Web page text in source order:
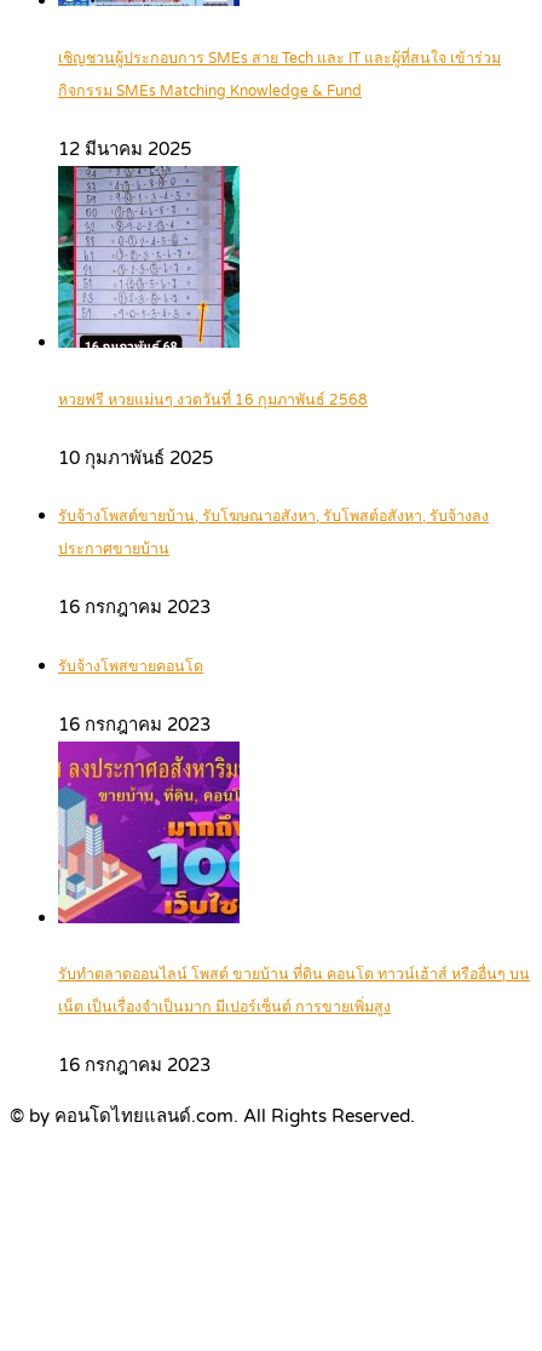
เชิญชวนผู้ประกอบการ SMEs สาย Tech และ IT และผู้ที่สนใจ เข้าร่วม
กิจกรรม SMEs Matching Knowledge & Fund
12 มีนาคม 2025
หวยฟรี หวยแม่นๆ งวดวันที่ 16 กุมภาพันธ์ 2568
10 กุมภาพันธ์ 2025
รับจ้างโพสต์ขายบ้าน, รับโฆษณาอสังหา, รับโพสต์อสังหา, รับจ้างลง
ประกาศขายบ้าน
16 กรกฎาคม 2023
รับจ้างโพสขายคอนโด
16 กรกฎาคม 2023
รับทำตลาดออนไลน์ โพสต์ ขายบ้าน ที่ดิน คอนโด ทาวน์เฮ้าส์ หรืออื่นๆ บน
เน็ต เป็นเรื่องจำเป็นมาก มีเปอร์เซ็นต์ การขายเพิ่มสูง
16 กรกฎาคม 2023
© by คอนโดไทยแลนด์.com. All Rights Reserved.